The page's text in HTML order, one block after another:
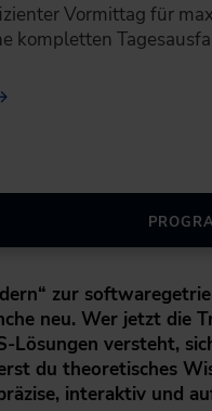
Vormittag für
kompletten
zur
neu. Wer jetzt die
Lösungen versteht,
du theoretisches
interaktiv und